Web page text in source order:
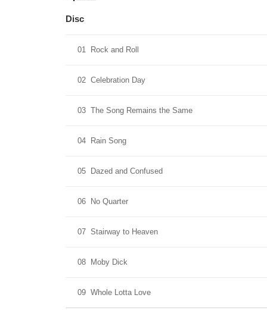
Disc
01 Rock and Roll
02 Celebration Day
03 The Song Remains the Same
04 Rain Song
05 Dazed and Confused
06 No Quarter
07 Stairway to Heaven
08 Moby Dick
09 Whole Lotta Love